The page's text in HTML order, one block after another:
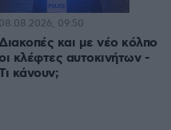
και με νέο κόλπο
οι κλέφτες αυτοκινήτων -
κάνουν;
08.08.2026, 09:50